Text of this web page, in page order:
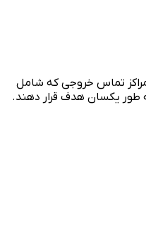
مراکز تماس خروجی که شامل
طور یکسان هدف قرار دهند.